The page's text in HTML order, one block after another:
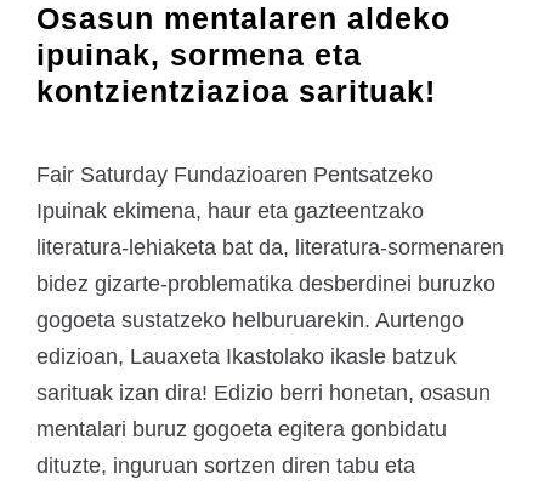
Osasun mentalaren aldeko
ipuinak, sormena eta
kontzientziazioa sarituak!
Fair Saturday Fundazioaren Pentsatzeko
Ipuinak ekimena, haur eta gazteentzako
literatura-lehiaketa bat da, literatura-sormenaren
bidez gizarte-problematika desberdinei buruzko
gogoeta sustatzeko helburuarekin. Aurtengo
edizioan, Lauaxeta Ikastolako ikasle batzuk
sarituak izan dira! Edizio berri honetan, osasun
mentalari buruz gogoeta egitera gonbidatu
dituzte, inguruan sortzen diren tabu eta